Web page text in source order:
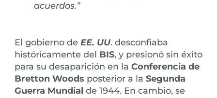
acuerdos.”
El gobierno de EE. UU. desconfiaba
históricamente del BIS, y presionó sin éxito
para su desaparición en la Conferencia de
Bretton Woods posterior a la Segunda
Guerra Mundial de 1944. En cambio, se